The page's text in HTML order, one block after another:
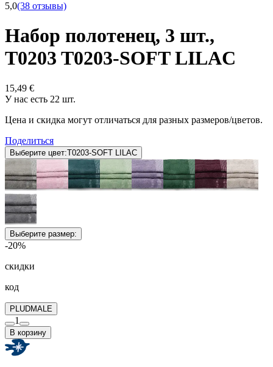
5,0(38 отзывы)
Набор полотенец, 3 шт.,
T0203 T0203-SOFT LILAC
15,49 €
У нас есть 22 шт.
Цена и скидка могут отличаться для разных размеров/цветов.
Поделиться
Выберите цвет:T0203-SOFT LILAC
Выберите размер:
-20%
скидки
код
PLUDMALE
1
В корзину